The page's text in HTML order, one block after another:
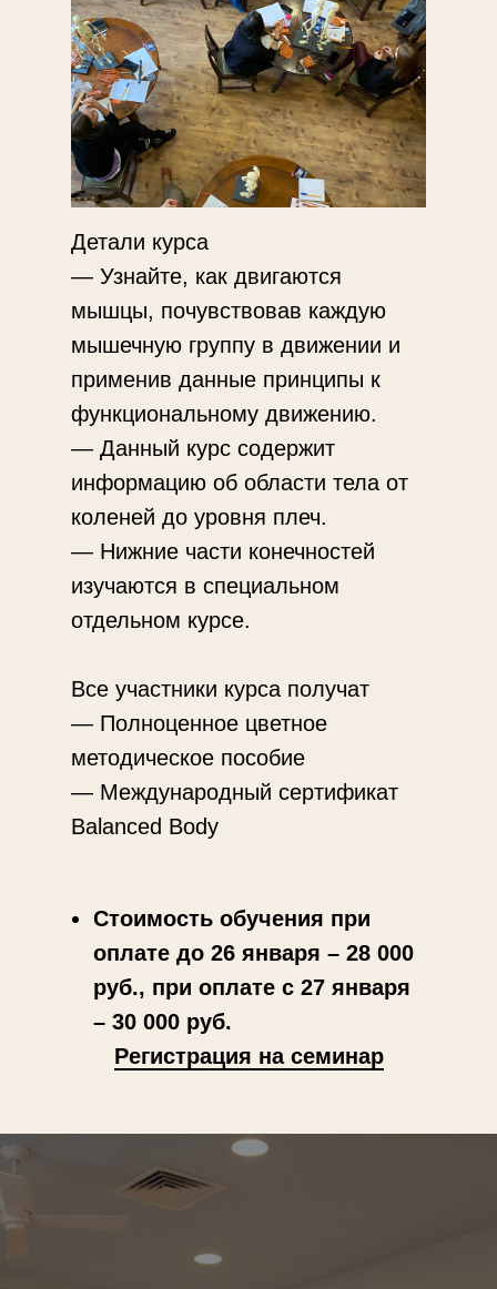
Детали курса
— Узнайте, как двигаются
мышцы, почувствовав каждую
мышечную группу в движении и
применив данные принципы к
функциональному движению.
— Данный курс содержит
информацию об области тела от
коленей до уровня плеч.
— Нижние части конечностей
изучаются в специальном
отдельном курсе.
Все участники курса получат
— Полноценное цветное
методическое пособие
— Международный сертификат
Balanced Body
Стоимость обучения при
оплате до 26 января – 28 000
руб., при оплате с 27 января
– 30 000 руб.
Регистрация на семинар